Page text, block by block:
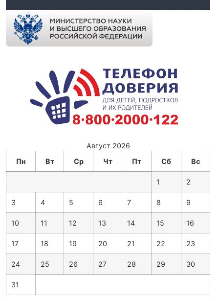
Август 2026
Пн
Вт Ср Чт Пт Сб Вс
1 2
3 4 5 6 7 8 9
10 11 12 13 14 15 16
17 18 19 20 21 22 23
24 25 26 27 28 29 30
31